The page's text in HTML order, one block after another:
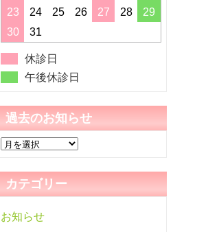
23
24 25 26 27 28
29
30
31
休診日
午後休診日
過去のお知らせ
過
の
お
ら
カテゴリー
お知らせ